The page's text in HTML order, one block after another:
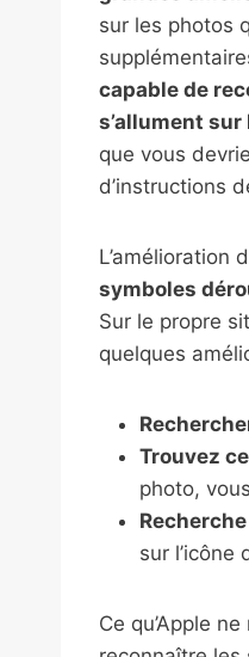
sur les photos
capable de
s’allument
que vous
d’instructions
L’amélioration
symboles
Sur le propre
quelques
Trouvez
photo,
sur l’icône
Ce qu’Apple